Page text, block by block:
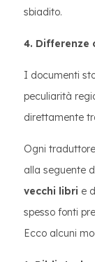
sbiadito.
4. Differenze
I documenti
peculiarità
direttamente
Ogni
alla seguente
vecchi libri e
spesso fonti
Ecco alcuni